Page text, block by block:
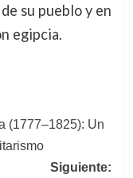
su pueblo y en
egipcia.
(1777–1825): Un
Siguiente: